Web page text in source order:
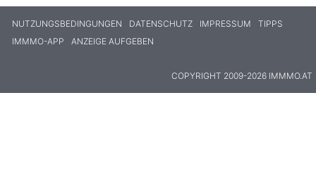
NUTZUNGSBEDINGUNGEN DATENSCHUTZ IMPRESSUM
TIPPS
IMMMO-APP
ANZEIGE AUFGEBEN
COPYRIGHT 2009-2026 IMMMO.AT